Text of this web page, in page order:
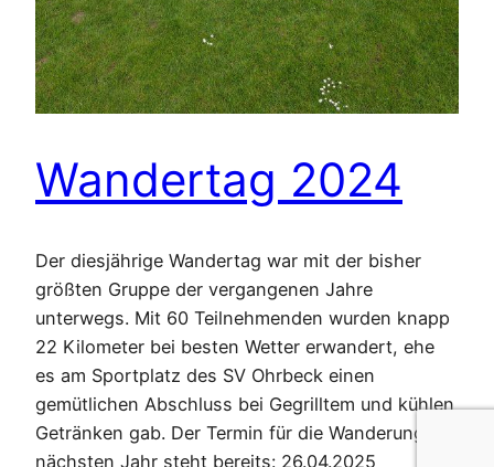
Wandertag 2024
Der diesjährige Wandertag war mit der bisher
größten Gruppe der vergangenen Jahre
unterwegs. Mit 60 Teilnehmenden wurden knapp
22 Kilometer bei besten Wetter erwandert, ehe
es am Sportplatz des SV Ohrbeck einen
gemütlichen Abschluss bei Gegrilltem und kühlen
Getränken gab. Der Termin für die Wanderung im
nächsten Jahr steht bereits: 26.04.2025